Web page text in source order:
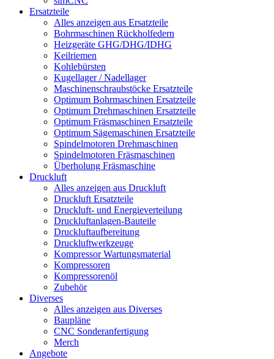
Ersatzteile
Alles anzeigen aus Ersatzteile
Bohrmaschinen Rückholfedern
Heizgeräte GHG/DHG/IDHG
Keilriemen
Kohlebürsten
Kugellager / Nadellager
Maschinenschraubstöcke Ersatzteile
Optimum Bohrmaschinen Ersatzteile
Optimum Drehmaschinen Ersatzteile
Optimum Fräsmaschinen Ersatzteile
Optimum Sägemaschinen Ersatzteile
Spindelmotoren Drehmaschinen
Spindelmotoren Fräsmaschinen
Überholung Fräsmaschine
Druckluft
Alles anzeigen aus Druckluft
Druckluft Ersatzteile
Druckluft- und Energieverteilung
Druckluftanlagen-Bauteile
Druckluftaufbereitung
Druckluftwerkzeuge
Kompressor Wartungsmaterial
Kompressoren
Kompressorenöl
Zubehör
Diverses
Alles anzeigen aus Diverses
Baupläne
CNC Sonderanfertigung
Merch
Angebote